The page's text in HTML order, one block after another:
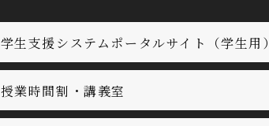
学生支援システムポータルサイト（学生用）
授業時間割・講義室